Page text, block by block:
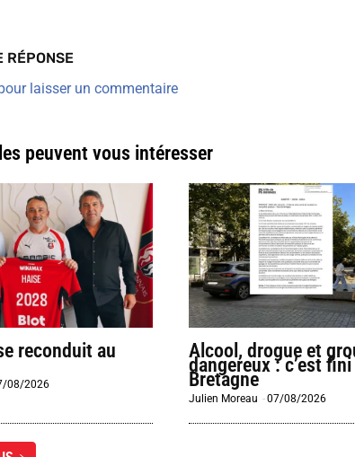
RÉPONSE
laisser un commentaire
peuvent vous intéresser
reconduit au
08/2026
Alcool, drogue et
dangereux : c’est
Bretagne
Julien Moreau -07/08/2026